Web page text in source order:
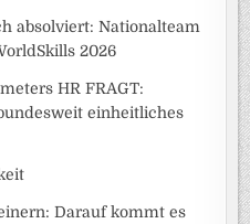
absolviert: Nationalteam
2026
HR FRAGT:
einheitliches
Darauf kommt es